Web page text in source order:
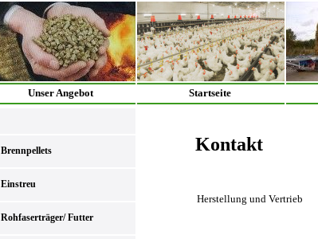
Unser Angebot Startseite
Brennpellets
Einstreu
Rohfaserträger/ Futter
Kontakt
Herstellung und Vertrieb